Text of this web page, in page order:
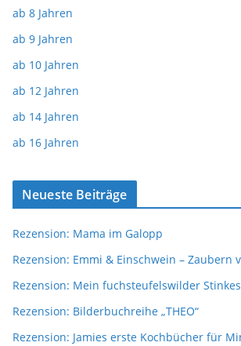
ab 8 Jahren
ab 9 Jahren
ab 10 Jahren
ab 12 Jahren
ab 14 Jahren
ab 16 Jahren
Neueste Beiträge
Rezension: Mama im Galopp
Rezension: Emmi & Einschwein – Zaubern
Rezension: Mein fuchsteufelswilder
Rezension: Bilderbuchreihe „THEO“
Rezension: Jamies erste Kochbücher für